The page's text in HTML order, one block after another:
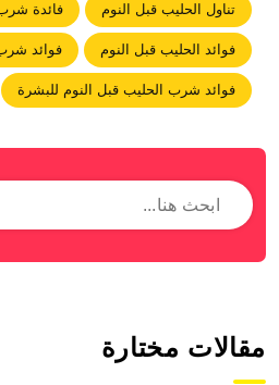
تناول الحليب قبل النوم فائدة
فوائد الحليب قبل النوم فوائد
فوائد شرب الحليب قبل النوم للبشرة
مقالات مختارة